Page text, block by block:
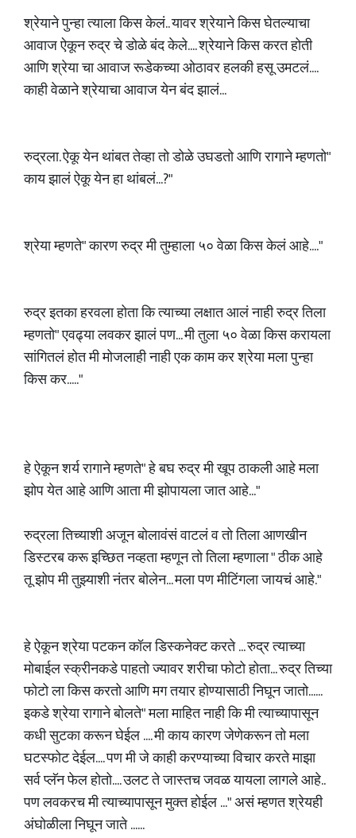
श्रेयाने पुन्हा त्याला किस केलं.. यावर श्रेयाने किस घेतल्याचा
आवाज ऐकून रुद्र चे डोळे बंद केले.... श्रेयाने किस करत होती
आणि श्रेया चा आवाज रूडेकच्या ओठावर हलकी हसू उमटलं....
काही वेळाने श्रेयाचा आवाज येन बंद झालं...
रुद्रला. ऐकू येन थांबत तेव्हा तो डोळे उघडतो आणि रागाने म्हणतो"
काय झालं ऐकू येन हा थांबलं...?"
श्रेया म्हणते" कारण रुद्र मी तुम्हाला ५० वेळा किस केलं आहे...."
रुद्र इतका हरवला होता कि त्याच्या लक्षात आलं नाही रुद्र तिला
म्हणतो" एवढ्या लवकर झालं पण... मी तुला ५० वेळा किस करायला
सांगितलं होत मी मोजलाही नाही एक काम कर श्रेया मला पुन्हा
किस कर....."
हे ऐकून शर्य रागाने म्हणते" हे बघ रुद्र मी खूप ठाकली आहे मला
झोप येत आहे आणि आता मी झोपायला जात आहे..."
रुद्रला तिच्याशी अजून बोलावंसं वाटलं व तो तिला आणखीन
डिस्टरब करू इच्छित नव्हता म्हणून तो तिला म्हणाला " ठीक आहे
तू झोप मी तुझ्याशी नंतर बोलेन... मला पण मीटिंगला जायचं आहे."
हे ऐकून श्रेया पटकन कॉल डिस्कनेक्ट करते ... रुद्र त्याच्या
मोबाईल स्क्रीनकडे पाहतो ज्यावर शरीचा फोटो होता... रुद्र तिच्या
फोटो ला किस करतो आणि मग तयार होण्यासाठी निघून जातो......
इकडे श्रेया रागाने बोलते" मला माहित नाही कि मी त्याच्यापासून
कधी सुटका करून घेईल .... मी काय कारण जेणेकरून तो मला
घटस्फोट देईल.... पण मी जे काही करण्याच्या विचार करते माझा
सर्व प्लॅन फेल होतो.... उलट ते जास्तच जवळ यायला लागले आहे..
पण लवकरच मी त्याच्यापासून मुक्त होईल ..." असं म्हणत श्रेयही
अंघोळीला निघून जाते ......